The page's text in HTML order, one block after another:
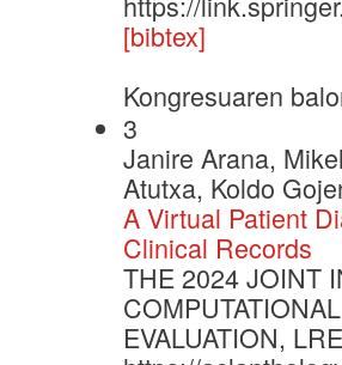
[bibtex]
Kongresuaren
3
Janire Arana,
Atutxa, Koldo
A Virtual Patient
Clinical Records
THE 2024 JOINT
EVALUATION,